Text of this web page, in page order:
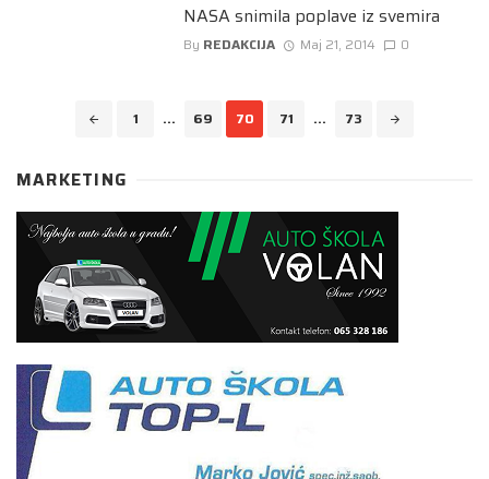
NASA snimila poplave iz svemira
By REDAKCIJA Maj 21, 2014 0
navigation
1 ... 69 70 71 ... 73
MARKETING